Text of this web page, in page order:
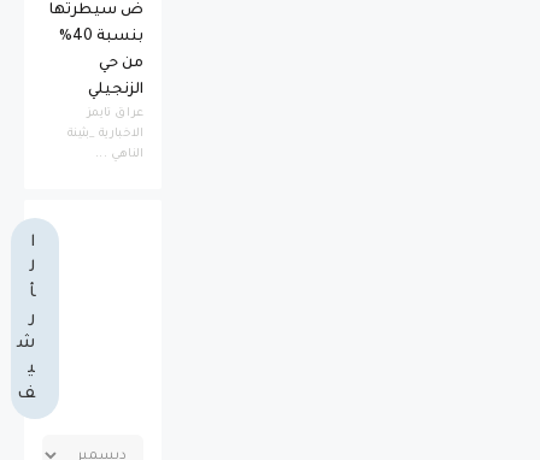
ض سيطرتها
بنسبة 40%
من حي
الزنجيلي
عراق تايمز
الاخبارية _بثينة
الناهي ...
ا
ل
أ
ر
ش
ي
ف